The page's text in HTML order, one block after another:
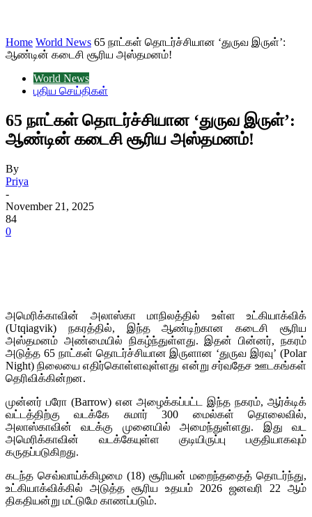
Home World News 65 நாட்கள் தொடர்ச்சியான ‘துருவ இருள்’:
ஆண்டின் கடைசி சூரிய அஸ்தமனம்!
World News
புதிய செய்திகள்
65 நாட்கள் தொடர்ச்சியான ‘துருவ இருள்’:
ஆண்டின் கடைசி சூரிய அஸ்தமனம்!
By
Priya
-
November 21, 2025
84
0
அமெரிக்காவின் அலாஸ்கா மாநிலத்தில் உள்ள உட்கியாக்விக்
(Utqiagvik) நகரத்தில், இந்த ஆண்டிற்கான கடைசி சூரிய
அஸ்தமனம் அண்மையில் நிகழ்ந்துள்ளது. இதன் பின்னர், நகரம்
அடுத்த 65 நாட்கள் தொடர்ச்சியான இருளான ‘துருவ இரவு’ (Polar
Night) நிலையை எதிர்கொள்ளவுள்ளது என்று சர்வதேச ஊடகங்கள்
தெரிவிக்கின்றன.
முன்னர் பரோ (Barrow) என அழைக்கப்பட்ட இந்த நகரம், ஆர்க்டிக்
வட்டத்திற்கு வடக்கே சுமார் 300 மைல்கள் தொலைவில்,
அலாஸ்காவின் வடக்கு முனையில் அமைந்துள்ளது. இது வட
அமெரிக்காவின் வடக்கேயுள்ள குடியிருப்பு பகுதியாகவும்
கருதப்படுகிறது.
கடந்த செவ்வாய்க்கிழமை (18) சூரியன் மறைந்ததைத் தொடர்ந்து,
உட்கியாக்விக்கில் அடுத்த சூரிய உதயம் 2026 ஜனவரி 22 ஆம்
திகதியன்று மட்டுமே காணப்படும்.